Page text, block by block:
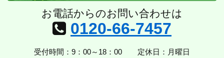
お電話からのお問い合わせは
0120-66-7457
受付時間：9：00～18：00 定休日：月曜日